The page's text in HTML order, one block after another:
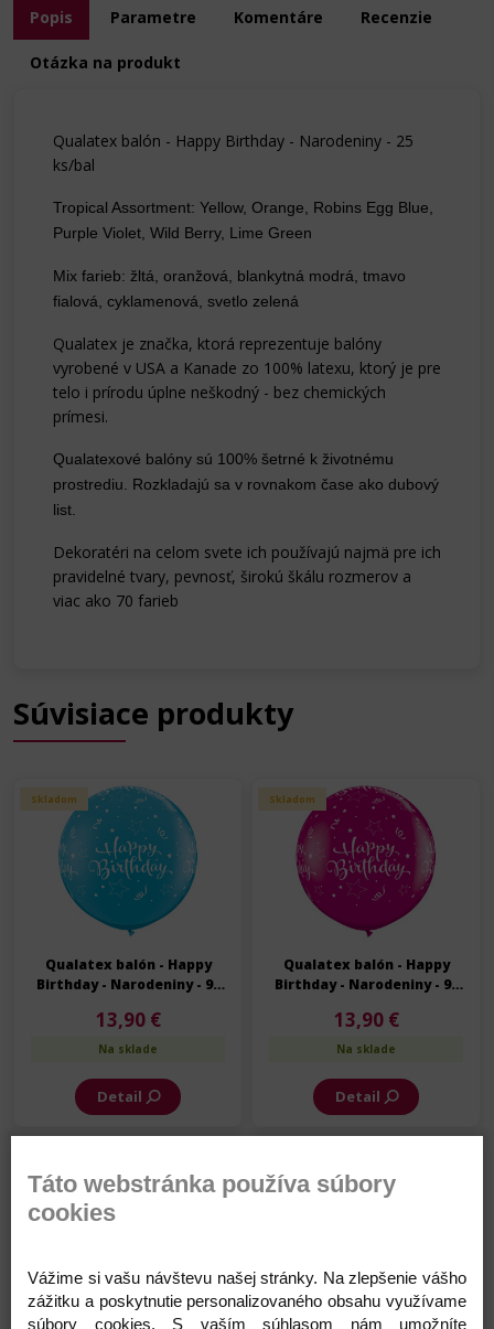
Popis Parametre Komentáre Recenzie
Otázka na produkt
Qualatex balón - Happy Birthday - Narodeniny - 25
ks/bal
Tropical Assortment: Yellow, Orange, Robins Egg Blue,
Purple Violet, Wild Berry, Lime Green
Mix farieb: žltá, oranžová, blankytná modrá, tmavo
fialová, cyklamenová, svetlo zelená
Qualatex je značka, ktorá reprezentuje balóny
vyrobené v USA a Kanade zo 100% latexu, ktorý je pre
telo i prírodu úplne neškodný - bez chemických
prímesi.
Qualatexové balóny sú 100% šetrné k životnému
prostrediu. Rozkladajú sa v rovnakom čase ako dubový
list.
Dekoratéri na celom svete ich používajú najmä pre ich
pravidelné tvary, pevnosť, širokú škálu rozmerov a
viac ako 70 farieb
Súvisiace produkty
Skladom
Qualatex balón - Happy
Birthday - Narodeniny - 90
13,90 €
Na sklade
Detail
Skladom
Qualatex balón - Happy
Birthday - Narodeniny - 90
13,90 €
Na sklade
Detail
Qualatex balón - Happy Qualatex balón - Happy
Táto webstránka používa súbory
cookies
Vážime si vašu návštevu našej stránky. Na zlepšenie vášho
zážitku a poskytnutie personalizovaného obsahu využívame
súbory cookies. S vaším súhlasom nám umožníte